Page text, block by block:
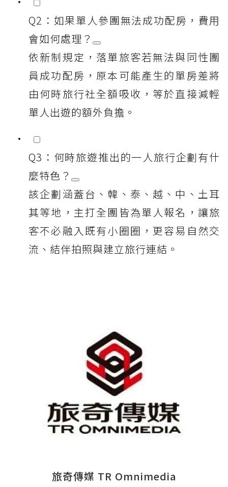
Q2：如果單人參團無法成功配房，費用
會如何處理？
依新制規定，落單旅客若無法與同性團
員成功配房，原本可能產生的單房差將
由何時旅行社全額吸收，等於直接減輕
單人出遊的額外負擔。
Q3：何時旅遊推出的一人旅行企劃有什
麼特色？
該企劃涵蓋台、韓、泰、越、中、土耳
其等地，主打全團皆為單人報名，讓旅
客不必融入既有小圈圈，更容易自然交
流、結伴拍照與建立旅行連結。
旅奇傳媒 TR Omnimedia